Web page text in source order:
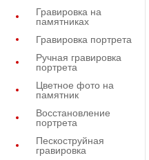
Гравировка на
памятниках
Гравировка портрета
Ручная гравировка
портрета
Цветное фото на
памятник
Восстановление
портрета
Пескоструйная
гравировка